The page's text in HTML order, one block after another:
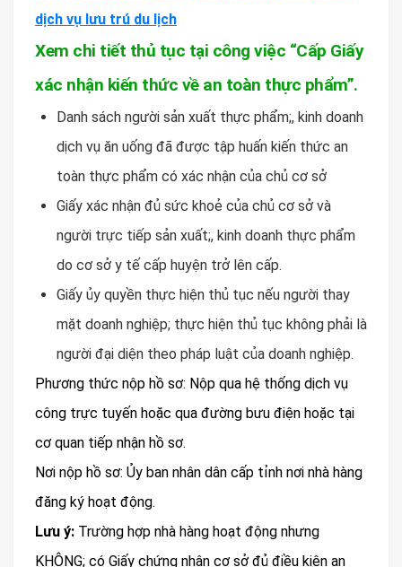
dịch vụ lưu trú du lịch
Xem chi tiết thủ tục tại công việc “Cấp Giấy
xác nhận kiến thức về an toàn thực phẩm”.
Danh sách người sản xuất thực phẩm;, kinh doanh
dịch vụ ăn uống đã được tập huấn kiến thức an
toàn thực phẩm có xác nhận của chủ cơ sở
Giấy xác nhận đủ sức khoẻ của chủ cơ sở và
người trực tiếp sản xuất;, kinh doanh thực phẩm
do cơ sở y tế cấp huyện trở lên cấp.
Giấy ủy quyền thực hiện thủ tục nếu người thay
mặt doanh nghiệp; thực hiện thủ tục không phải là
người đại diện theo pháp luật của doanh nghiệp.
Phương thức nộp hồ sơ: Nộp qua hệ thống dịch vụ
công trực tuyến hoặc qua đường bưu điện hoặc tại
cơ quan tiếp nhận hồ sơ.
Nơi nộp hồ sơ: Ủy ban nhân dân cấp tỉnh nơi nhà hàng
đăng ký hoạt động.
Lưu ý: Trường hợp nhà hàng hoạt động nhưng
KHÔNG; có Giấy chứng nhận cơ sở đủ điều kiện an